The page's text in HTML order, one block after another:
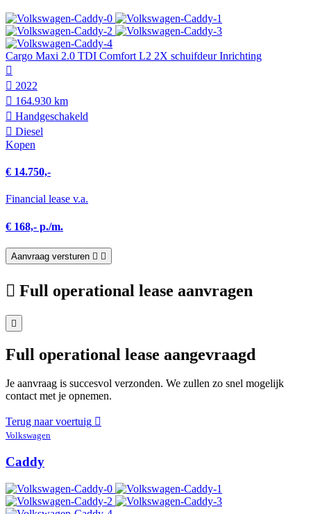
Cargo Maxi 2.0 TDI Comfort L2 2X schuifdeur Inrichting
2022
164.930 km
Hand­geschakeld
Diesel
Kopen
€ 14.750,-
Financial lease v.a.
€ 168,- p./m.
Aanvraag versturen
Full operational lease aanvragen
Full operational lease aangevraagd
Je aanvraag is succesvol verzonden. We zullen zo snel mogelijk
contact met je opnemen.
Terug naar voertuig
Volkswagen
Caddy